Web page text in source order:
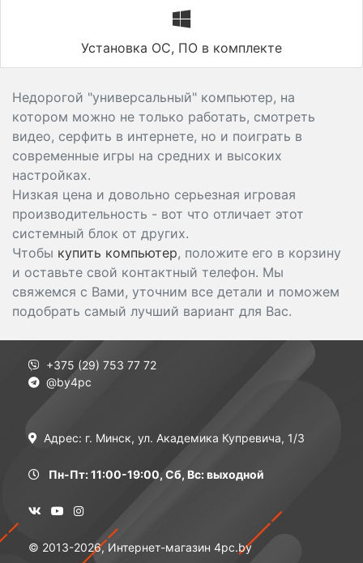
Установка ОС, ПО в комплекте
Недорогой "универсальный" компьютер, на
котором можно не только работать, смотреть
видео, серфить в интернете, но и поиграть в
современные игры на средних и высоких
настройках.
Низкая цена и довольно серьезная игровая
производительность - вот что отличает этот
системный блок от других.
Чтобы купить компьютер, положите его в корзину
и оставьте свой контактный телефон. Мы
свяжемся с Вами, уточним все детали и поможем
подобрать самый лучший вариант для Вас.
+375 (29) 753 77 72
@by4pc
Адрес: г. Минск, ул. Академика Купревича, 1/3
Пн-Пт: 11:00-19:00, Сб, Вс: выходной
© 2013-2026, Интернет-магазин 4pc.by